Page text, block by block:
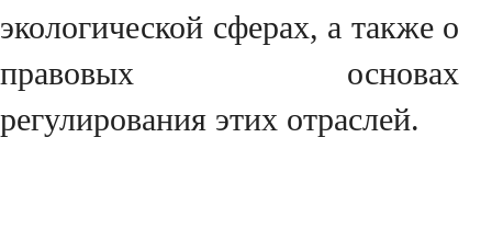
экологической сферах, а также о
правовых основах
регулирования этих отраслей.